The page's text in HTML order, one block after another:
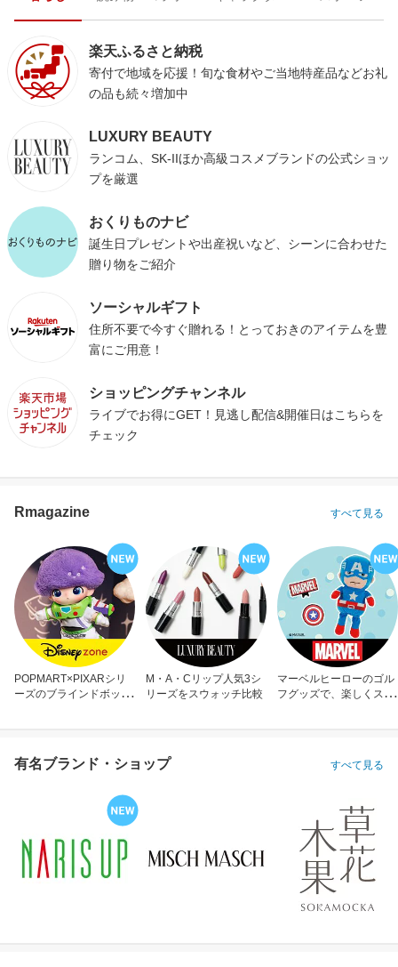
楽天ふるさと納税
寄付で地域を応援！旬な食材やご当地特産品などお礼
の品も続々増加中
LUXURY BEAUTY
ランコム、SK-IIほか高級コスメブランドの公式ショッ
プを厳選
おくりものナビ
誕生日プレゼントや出産祝いなど、シーンに合わせた
贈り物をご紹介
ソーシャルギフト
住所不要で今すぐ贈れる！とっておきのアイテムを豊
富にご用意！
ショッピングチャンネル
ライブでお得にGET！見逃し配信&開催日はこちらを
チェック
Rmagazine すべて見る
POPMART×PIXARシリ
ーズのブラインドボック
M・A・Cリップ人気3シ
リーズをスウォッチ比較
マーベルヒーローのゴル
フグッズで、楽しくスコ
有名ブランド・ショップ すべて見る